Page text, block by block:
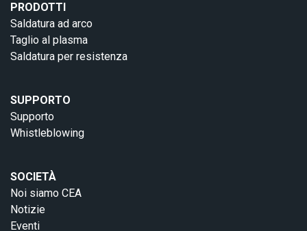
PRODOTTI
Saldatura ad arco
Taglio al plasma
Saldatura per resistenza
SUPPORTO
Supporto
Whistleblowing
SOCIETÀ
Noi siamo CEA
Notizie
Eventi